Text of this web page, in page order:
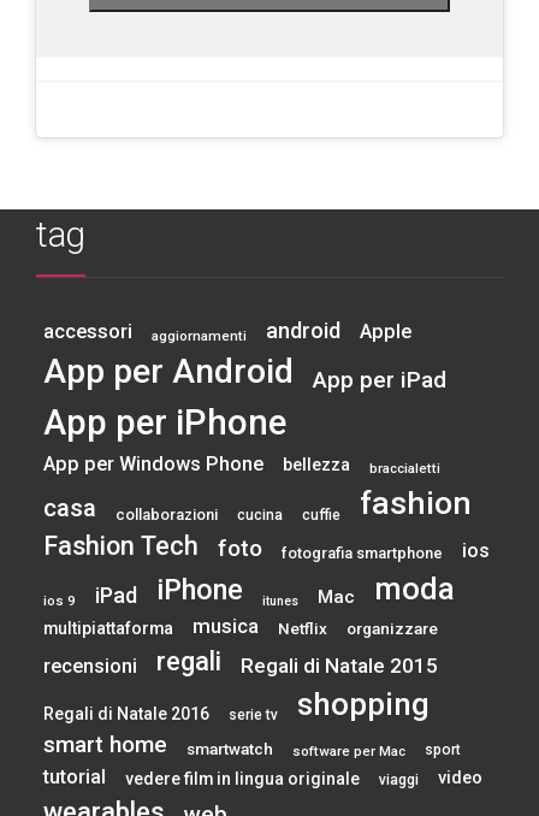
tag
accessori aggiornamenti android Apple
App per Android App per iPad
App per iPhone
App per Windows Phone bellezza braccialetti
casa collaborazioni cucina cuffie fashion
Fashion Tech foto fotografia smartphone ios
ios 9 iPad iPhone itunes Mac moda
multipiattaforma musica Netflix organizzare
recensioni regali Regali di Natale 2015
Regali di Natale 2016 serie tv shopping
smart home smartwatch software per Mac sport
tutorial vedere film in lingua originale viaggi video